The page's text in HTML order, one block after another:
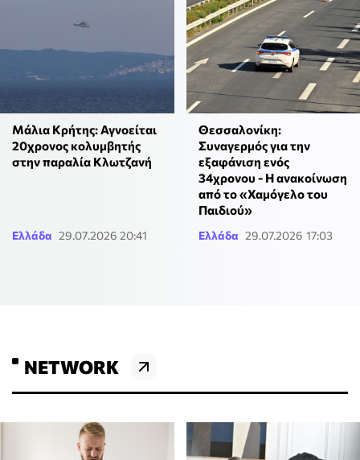
Μάλια Κρήτης: Αγνοείται
20χρονος κολυμβητής
στην παραλία Κλωτζανή
Ελλάδα 29.07.2026 20:41
Θεσσαλονίκη:
Συναγερμός για την
εξαφάνιση ενός
34χρονου - Η ανακοίνωση
από το «Χαμόγελο του
Παιδιού»
Ελλάδα 29.07.2026 17:03
NETWORK